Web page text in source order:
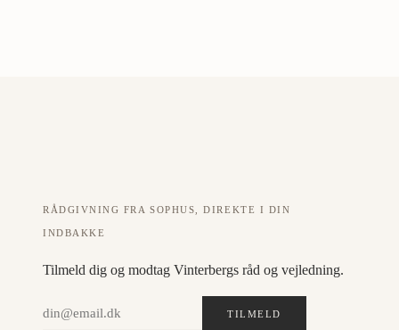
RÅDGIVNING FRA SOPHUS, DIREKTE I DIN
INDBAKKE
Tilmeld dig og modtag Vinterbergs råd og vejledning.
TILMELD